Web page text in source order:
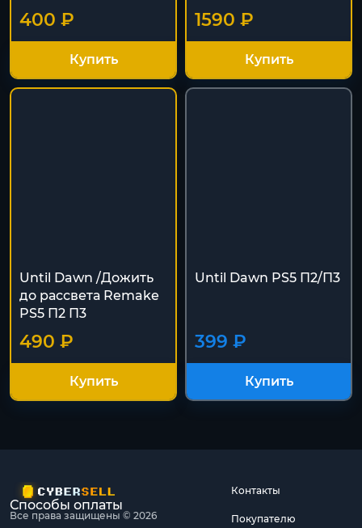
400 ₽
Купить
1590 ₽
Купить
Until Dawn /Дожить
до рассвета Remake
PS5 П2 П3
490 ₽
Купить
Until Dawn PS5 П2/П3
399 ₽
Купить
Все права защищены © 2026
Контакты
Покупателю
Способы оплаты